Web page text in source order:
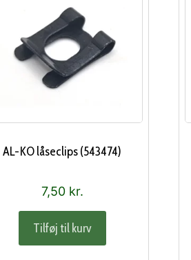
AL-KO låseclips (543474)
7,50 kr.
Tilføj til kurv